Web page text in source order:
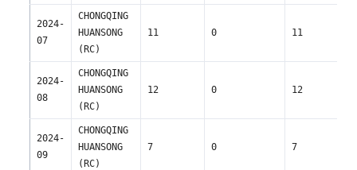
2024-
07
CHONGQING
HUANSONG
(RC)
11 0 11
2024-
08
CHONGQING
HUANSONG
(RC)
12 0 12
2024-
09
CHONGQING
HUANSONG
(RC)
7 0 7